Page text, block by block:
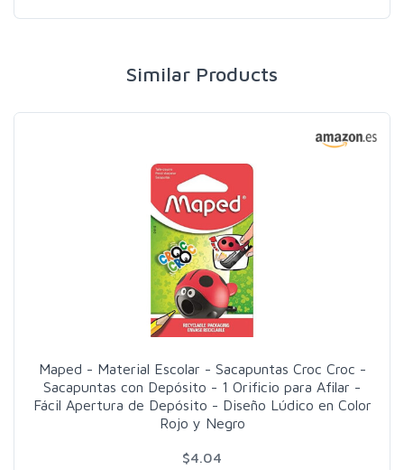
Similar Products
Maped - Material Escolar - Sacapuntas Croc Croc -
Sacapuntas con Depósito - 1 Orificio para Afilar -
Fácil Apertura de Depósito - Diseño Lúdico en Color
Rojo y Negro
$4.04